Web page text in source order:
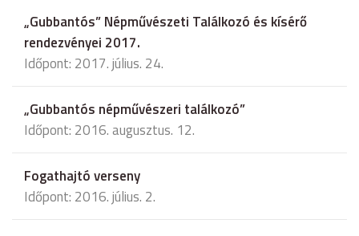
„Gubbantós” Népművészeti Találkozó és kísérő
rendezvényei 2017.
Időpont: 2017. július. 24.
„Gubbantós népművészeri találkozó”
Időpont: 2016. augusztus. 12.
Fogathajtó verseny
Időpont: 2016. július. 2.